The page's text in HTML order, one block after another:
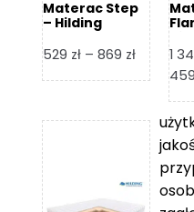
Materac Step
– Hilding
529 zł – 869 złZakres
cen:
529 zł
do
869 zł
1
459